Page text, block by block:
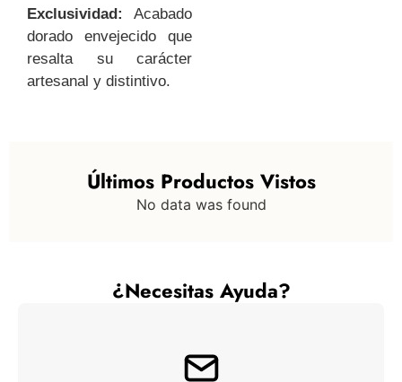
Exclusividad:
Acabado
dorado envejecido que
resalta su carácter
artesanal y distintivo.
Últimos Productos Vistos
No data was found
¿Necesitas Ayuda?